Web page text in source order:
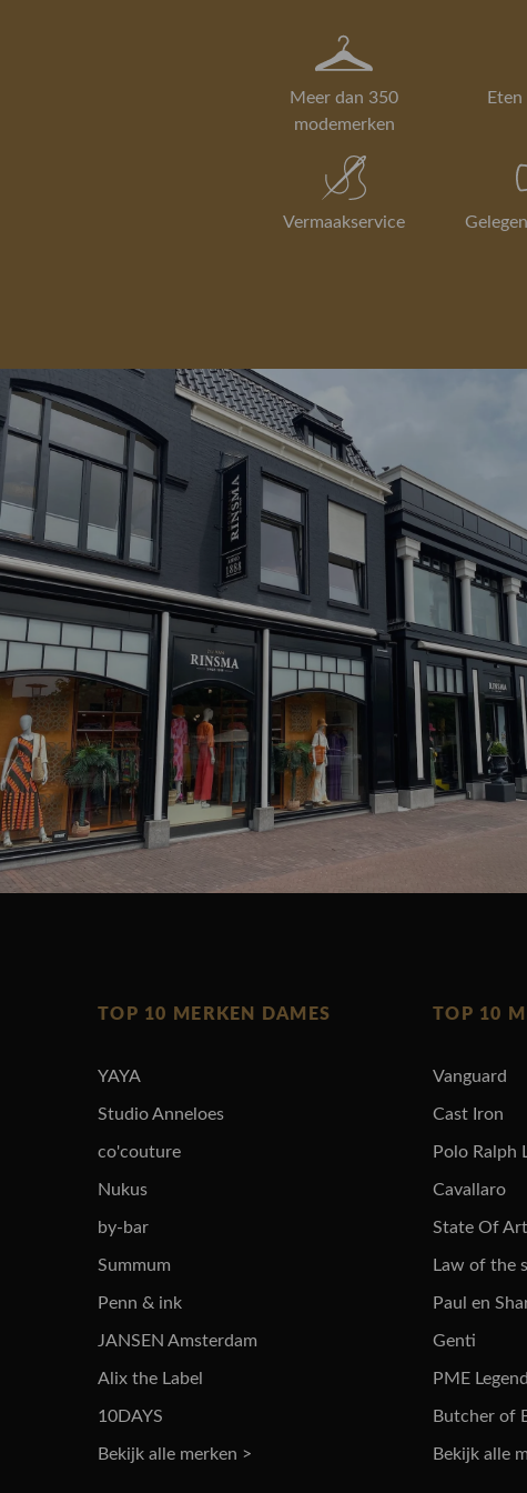
Meer dan 350
modemerken
Vermaakservice
TOP 10 MERKEN DAMES
YAYA
Studio Anneloes
co'couture
Nukus
by-bar
Summum
Penn & ink
JANSEN Amsterdam
Alix the Label
10DAYS
Bekijk alle merken >
TOP 10
Vanguard
Cast Iron
Polo Ralph
Cavallaro
State Of Art
Law of the
Paul en
Genti
PME Legend
Butcher of
Bekijk alle